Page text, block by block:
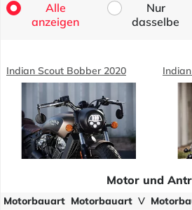
Alle
anzeigen
Nur
dasselbe
Indian Scout Bobber 2020
Motor und
Motorbauart Motorbauart V